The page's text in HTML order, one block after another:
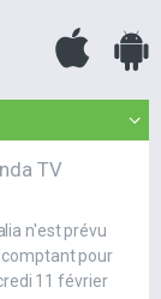
TV
n'est prévu
comptant pour
11 février